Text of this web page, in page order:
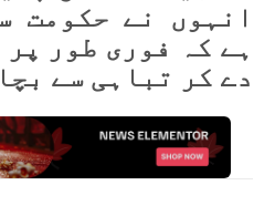
انہوں نے حکومت
ہے کہ فوری طور
دے کر تباہی سے